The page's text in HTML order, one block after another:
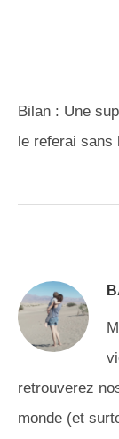
Bilan : Une
le referai sans
retrouverez
monde (et